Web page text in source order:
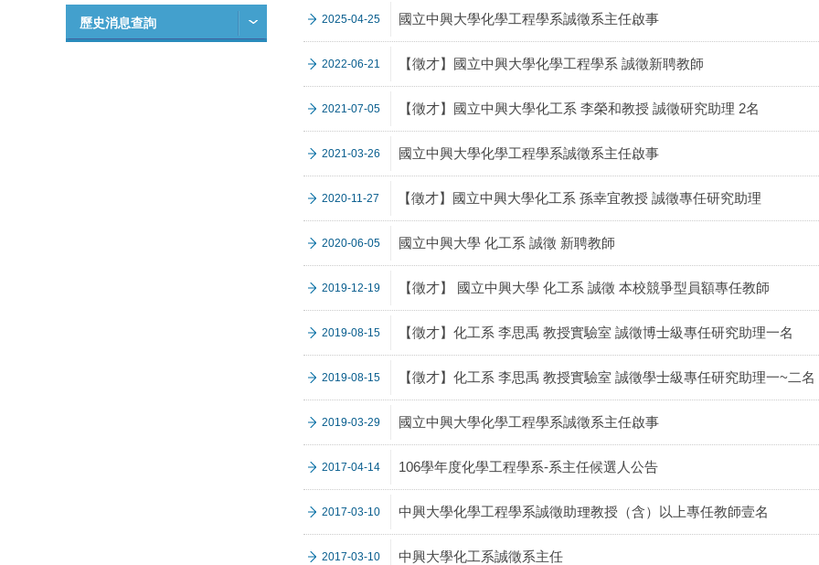
歷史消息查詢 2025-04-25 國立中興大學化學工程學系誠徵系主任啟事
2022-06-21 【徵才】國立中興大學化學工程學系 誠徵新聘教師
2021-07-05 【徵才】國立中興大學化工系 李榮和教授 誠徵研究助理 2名
2021-03-26 國立中興大學化學工程學系誠徵系主任啟事
2020-11-27 【徵才】國立中興大學化工系 孫幸宜教授 誠徵專任研究助理
2020-06-05 國立中興大學 化工系 誠徵 新聘教師
2019-12-19 【徵才】 國立中興大學 化工系 誠徵 本校競爭型員額專任教師
2019-08-15 【徵才】化工系 李思禹 教授實驗室 誠徵博士級專任研究助理一名
2019-08-15 【徵才】化工系 李思禹 教授實驗室 誠徵學士級專任研究助理一~二名
2019-03-29 國立中興大學化學工程學系誠徵系主任啟事
2017-04-14 106學年度化學工程學系-系主任候選人公告
2017-03-10 中興大學化學工程學系誠徵助理教授（含）以上專任教師壹名
2017-03-10 中興大學化工系誠徵系主任